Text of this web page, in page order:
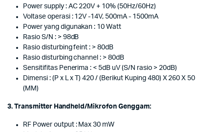
Power supply : AC 220V + 10% (50Hz/60Hz)
Voltase operasi : 12V -14V, 500mA - 1500mA
Power yang digunakan : 10 Watt
Rasio S/N : > 98dB
Rasio disturbing feint : > 80dB
Rasio disturbing channel : > 80dB
Sensitifitas Penerima : < 5dB uV (S/N rasio > 20dB)
Dimensi : (P x L x T) 420 / (Berikut Kuping 480) X 260 X 50
(MM)
3. Transmitter Handheld/Mikrofon Genggam:
RF Power output : Max 30 mW